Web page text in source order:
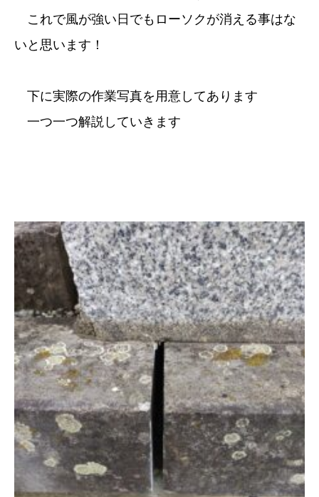
これで風が強い日でもローソクが消える事はな
いと思います！
下に実際の作業写真を用意してあります
一つ一つ解説していきます